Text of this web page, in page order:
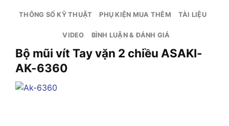
THÔNG SỐ KỸ THUẬT PHỤ KIỆN MUA THÊM TÀI LIỆU
VIDEO BÌNH LUẬN & ĐÁNH GIÁ
Bộ mũi vít Tay vặn 2 chiều ASAKI-
AK-6360